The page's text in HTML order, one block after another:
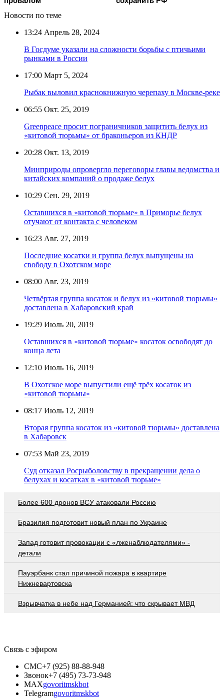
Новости по теме
13:24 Апрель 28, 2024
В Госдуме указали на сложности борьбы с птичьими
рынками в России
17:00 Март 5, 2024
Рыбак выловил краснокнижную черепаху в Москве-реке
06:55 Окт. 25, 2019
Greenpeace просит пограничников защитить белух из
«китовой тюрьмы» от браконьеров из КНДР
20:28 Окт. 13, 2019
Минприроды опровергло переговоры главы ведомства и
китайских компаний о продаже белух
10:29 Сен. 29, 2019
Оставшихся в «китовой тюрьме» в Приморье белух
отучают от контакта с человеком
16:23 Авг. 27, 2019
Последние косатки и группа белух выпущены на
свободу в Охотском море
08:00 Авг. 23, 2019
Четвёртая группа косаток и белух из «китовой тюрьмы»
доставлена в Хабаровский край
19:29 Июль 20, 2019
Оставшихся в «китовой тюрьме» косаток освободят до
конца лета
12:10 Июль 16, 2019
В Охотское море выпустили ещё трёх косаток из
«китовой тюрьмы»
08:17 Июль 12, 2019
Вторая группа косаток из «китовой тюрьмы» доставлена
в Хабаровск
07:53 Май 23, 2019
Суд отказал Росрыболовству в прекращении дела о
белухах и косатках в «китовой тюрьме»
Более 600 дронов ВСУ атаковали Россию
Бразилия подготовит новый план по Украине
Запад готовит провокации с «лженаблюдателями» -
детали
Пауэрбанк стал причиной пожара в квартире
Нижневартовска
Взрывчатка в небе над Германией: что скрывает МВД
Связь с эфиром
СМС+7 (925) 88-88-948
Звонок+7 (495) 73-73-948
MAXgovoritmskbot
Telegramgovoritmskbot